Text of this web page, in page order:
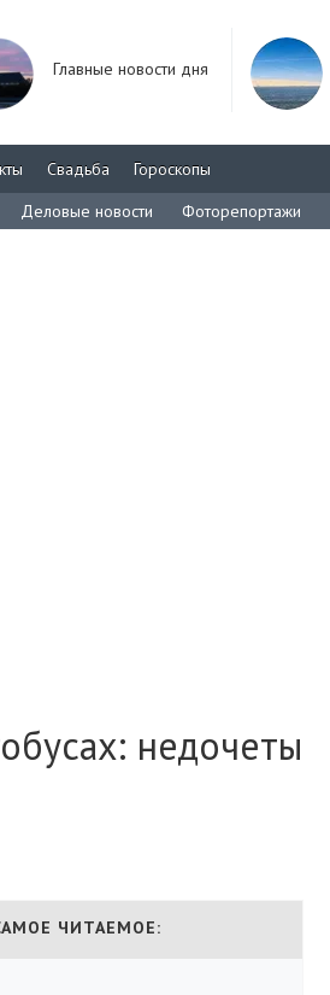
Главные новости дня
Свадьба
Гороскопы
Деловые новости Фоторепортажи
недочеты
ЧИТАЕМОЕ: